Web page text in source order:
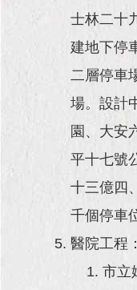
士林二十
建地下停
二層停車
場。設計
園、大安
平十七號
十三億四
千個停車
醫院工程：
市立